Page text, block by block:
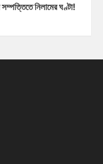
নিলামের ঘণ্টা!